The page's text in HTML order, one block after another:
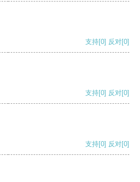
支持[0] 反对[0]
支持[0] 反对[0]
支持[0] 反对[0]